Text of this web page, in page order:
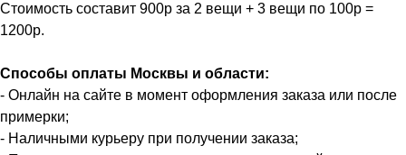
Стоимость составит 900р за 2 вещи + 3 вещи по 100р =
1200р.
Способы оплаты Москвы и области:
- Онлайн на сайте в момент оформления заказа или после
примерки;
- Наличными курьеру при получении заказа;